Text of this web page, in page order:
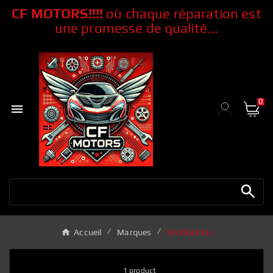
CF MOTORS!!!! où chaque réparation est
une promesse de qualité...

0
Accueil Marques RAVIGLIOLI
1 product